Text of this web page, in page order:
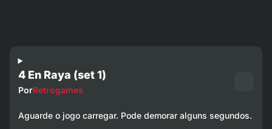
4 En Raya (set 1)
PorRetrogames
Aguarde o jogo carregar. Pode demorar alguns segundos.